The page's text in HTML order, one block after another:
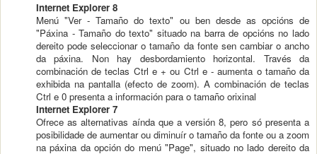
Internet Explorer 8
Menú "Ver - Tamaño do texto" ou ben desde as opcións de
"Páxina - Tamaño do texto" situado na barra de opcións no lado
dereito pode seleccionar o tamaño da fonte sen cambiar o ancho
da páxina. Non hay desbordamiento horizontal. Través da
combinación de teclas Ctrl e + ou Ctrl e - aumenta o tamaño da
exhibida na pantalla (efecto de zoom). A combinación de teclas
Ctrl e 0 presenta a información para o tamaño orixinal
Internet Explorer 7
Ofrece as alternativas aínda que a versión 8, pero só presenta a
posibilidade de aumentar ou diminuír o tamaño da fonte ou a zoom
na páxina da opción do menú "Page", situado no lado dereito da